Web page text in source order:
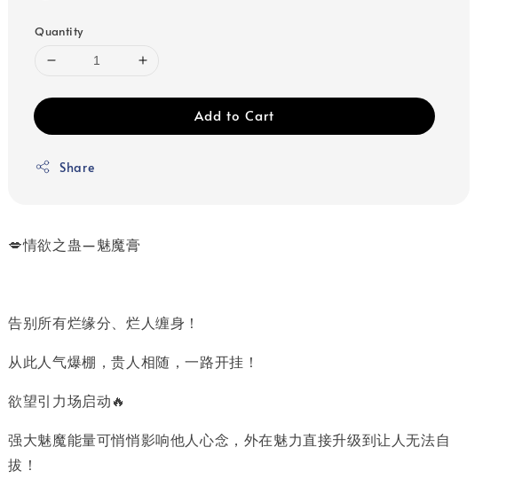
Quantity
Add to Cart
Share
💋情欲之蛊—魅魔膏
告别所有烂缘分、烂人缠身！
从此人气爆棚，贵人相随，一路开挂！
欲望引力场启动🔥
强大魅魔能量可悄悄影响他人心念，外在魅力直接升级到让人无法自
拔！